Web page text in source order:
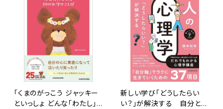
「くまのがっこう ジャッキー
といっしょ どんな「わたし」
新しい学び「どうしたらい
い？」が解決する 自分と他